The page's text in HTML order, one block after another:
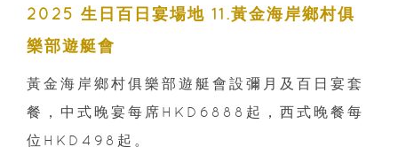
2025 生日百日宴場地 11.黃金海岸鄉村俱
樂部遊艇會
黃金海岸鄉村俱樂部遊艇會設彌月及百日宴套
餐，中式晚宴每席HKD6888起，西式晚餐每
位HKD498起。